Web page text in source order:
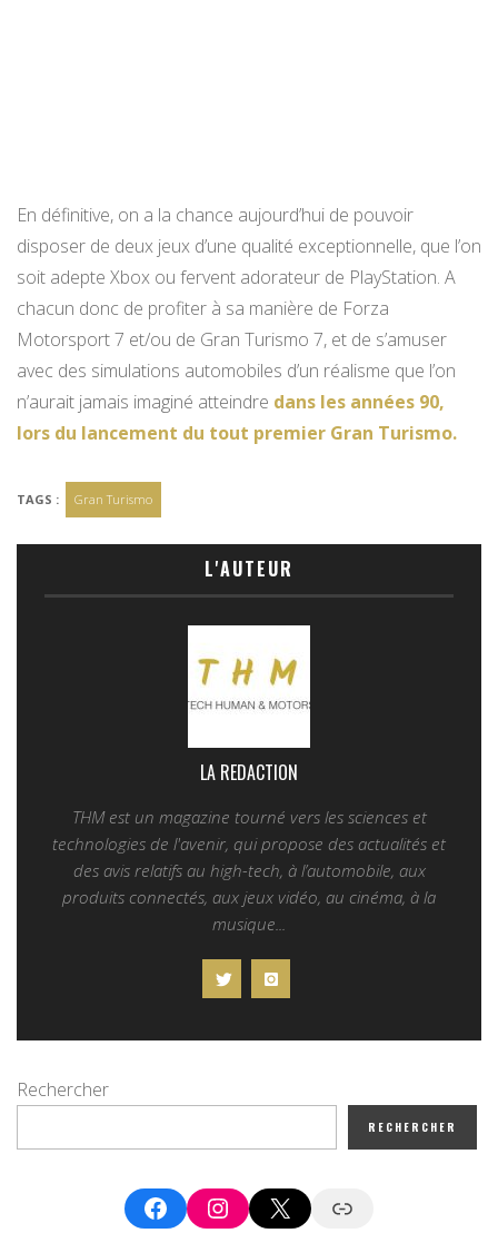
En définitive, on a la chance aujourd’hui de pouvoir
disposer de deux jeux d’une qualité exceptionnelle, que l’on
soit adepte Xbox ou fervent adorateur de PlayStation. A
chacun donc de profiter à sa manière de Forza
Motorsport 7 et/ou de Gran Turismo 7, et de s’amuser
avec des simulations automobiles d’un réalisme que l’on
n’aurait jamais imaginé atteindre dans les années 90,
lors du lancement du tout premier Gran Turismo.
TAGS : Gran Turismo
L'AUTEUR
LA REDACTION
THM est un magazine tourné vers les sciences et
technologies de l'avenir, qui propose des actualités et
des avis relatifs au high-tech, à l’automobile, aux
produits connectés, aux jeux vidéo, au cinéma, à la
musique...
Rechercher
RECHERCHER
FacebookInstagram
X Google News